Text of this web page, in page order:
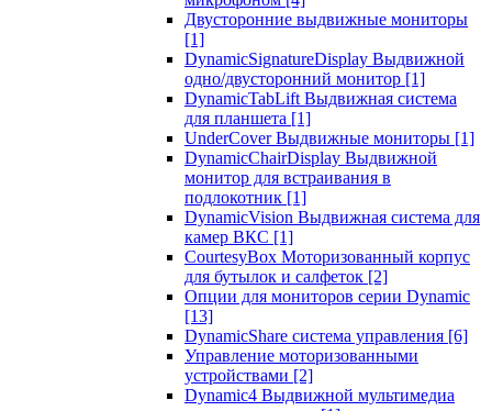
Двусторонние выдвижные мониторы
[1]
DynamicSignatureDisplay Выдвижной
одно/двусторонний монитор [1]
DynamicTabLift Выдвижная система
для планшета [1]
UnderCover Выдвижные мониторы [1]
DynamicChairDisplay Выдвижной
монитор для встраивания в
подлокотник [1]
DynamicVision Выдвижная система для
камер ВКС [1]
CourtesyBox Моторизованный корпус
для бутылок и салфеток [2]
Опции для мониторов серии Dynamic
[13]
DynamicShare система управления [6]
Управление моторизованными
устройствами [2]
Dynamic4 Выдвижной мультимедиа